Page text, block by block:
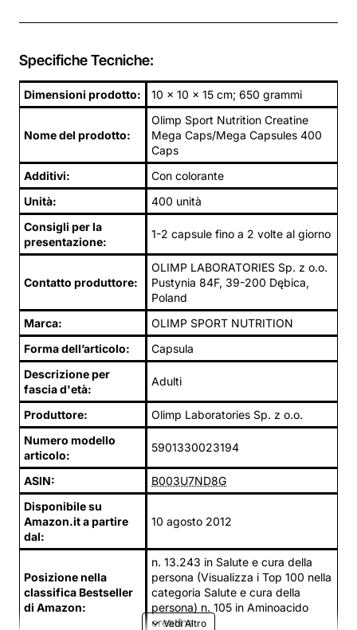
Specifiche Tecniche:
Dimensioni prodotto: 10 x 10 x 15 cm; 650 grammi
Nome del prodotto:
Olimp Sport Nutrition Creatine
Mega Caps/Mega Capsules 400
Caps
Additivi:
Con colorante
Unità:
400 unità
Consigli per la
presentazione:
1-2 capsule fino a 2 volte al giorno
Contatto produttore:
OLIMP LABORATORIES Sp. z o.o.
Pustynia 84F, 39-200 Dębica,
Poland
Marca:
OLIMP SPORT NUTRITION
Forma dell’articolo:
Capsula
Descrizione per
fascia d'età:
Adulti
Produttore:
Olimp Laboratories Sp. z o.o.
Numero modello
articolo:
5901330023194
ASIN:
B003U7ND8G
Disponibile su
Amazon.it a partire
dal:
10 agosto 2012
Posizione nella
classifica Bestseller
di Amazon:
n. 13.243 in Salute e cura della
persona (Visualizza i Top 100 nella
categoria Salute e cura della
persona) n. 105 in Aminoacido
creatina